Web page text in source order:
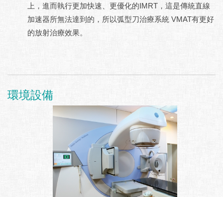
上，進而執行更加快速、更優化的IMRT，這是傳統直線
加速器所無法達到的，所以弧型刀治療系統 VMAT有更好
的放射治療效果。
環境設備